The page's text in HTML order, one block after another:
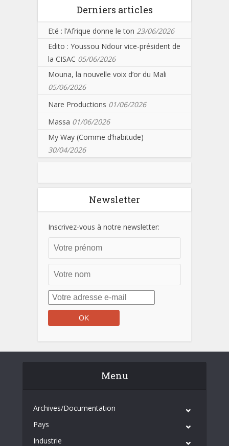
Derniers articles
Eté : l’Afrique donne le ton 23/06/2026
Edito : Youssou Ndour vice-président de
la CISAC 05/06/2026
Mouna, la nouvelle voix d’or du Mali
05/06/2026
Nare Productions 01/06/2026
Massa 01/06/2026
My Way (Comme d’habitude)
30/04/2026
Newsletter
Inscrivez-vous à notre newsletter:
Menu
Archives/Documentation
Pays
Industrie